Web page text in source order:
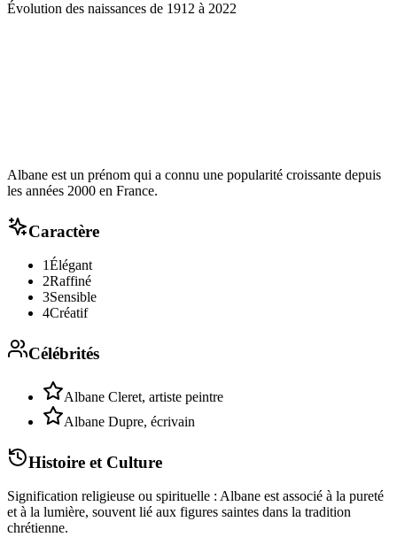
Évolution des naissances de 1912 à 2022
Albane est un prénom qui a connu une popularité croissante depuis
les années 2000 en France.
Caractère
1Élégant
2Raffiné
3Sensible
4Créatif
Célébrités
Albane Cleret, artiste peintre
Albane Dupre, écrivain
Histoire et Culture
Signification religieuse ou spirituelle : Albane est associé à la pureté
et à la lumière, souvent lié aux figures saintes dans la tradition
chrétienne.